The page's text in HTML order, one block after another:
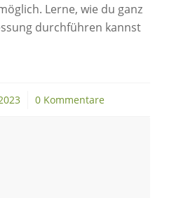
Lerne, wie du ganz
durchführen kannst
0 Kommentare